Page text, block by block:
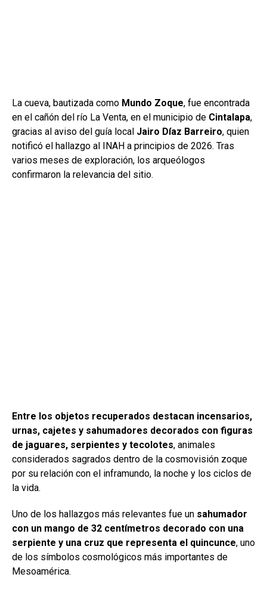
La cueva, bautizada como Mundo Zoque, fue encontrada
en el cañón del río La Venta, en el municipio de Cintalapa,
gracias al aviso del guía local Jairo Díaz Barreiro, quien
notificó el hallazgo al INAH a principios de 2026. Tras
varios meses de exploración, los arqueólogos
confirmaron la relevancia del sitio.
Entre los objetos recuperados destacan incensarios,
urnas, cajetes y sahumadores decorados con figuras
de jaguares, serpientes y tecolotes, animales
considerados sagrados dentro de la cosmovisión zoque
por su relación con el inframundo, la noche y los ciclos de
la vida.
Uno de los hallazgos más relevantes fue un sahumador
con un mango de 32 centímetros decorado con una
serpiente y una cruz que representa el quincunce, uno
de los símbolos cosmológicos más importantes de
Mesoamérica.